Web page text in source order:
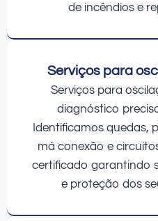
de incêndios e
Serviços para
Serviços para
diagnóstico
Identificamos quedas,
má conexão e
certificado garantindo
e proteção dos